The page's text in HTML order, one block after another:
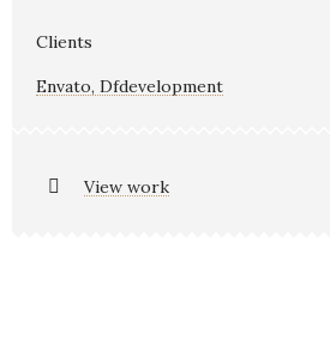
Clients
Envato, Dfdevelopment
View work